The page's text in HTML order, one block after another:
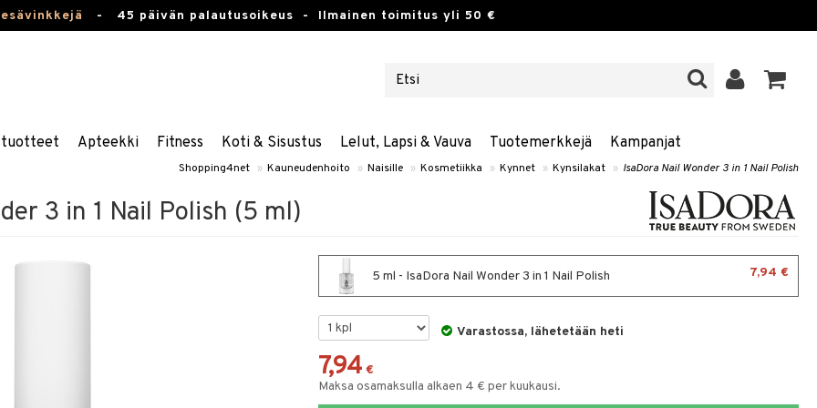
- 45 päivän palautusoikeus - Ilmainen toimitus yli 50 €
Apteekki Fitness Koti & Sisustus Lelut, Lapsi & Vauva Tuotemerkkejä Kampanjat
Shopping4net » Kauneudenhoito » Naisille » Kosmetiikka » Kynnet » Kynsilakat » IsaDora Nail Wonder 3 in 1 Nail Polish
3 in 1 Nail Polish (5 ml)
5 ml - IsaDora Nail Wonder 3 in 1 Nail Polish 7,94 €
Varastossa, lähetetään heti
7,94 €
Maksa osamaksulla alkaen 4 € per kuukausi.